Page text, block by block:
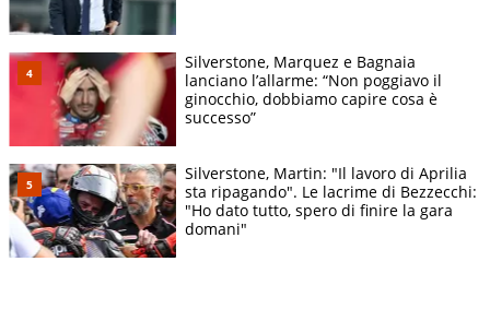
Silverstone, Marquez e Bagnaia
lanciano l’allarme: “Non poggiavo il
ginocchio, dobbiamo capire cosa è
successo”
Silverstone, Martin: "Il lavoro di Aprilia
sta ripagando". Le lacrime di Bezzecchi:
"Ho dato tutto, spero di finire la gara
domani"